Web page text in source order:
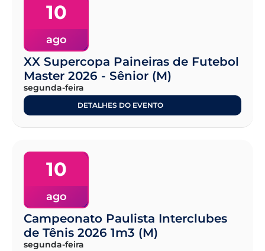
10
ago
XX Supercopa Paineiras de Futebol
Master 2026 - Sênior (M)
segunda-feira
DETALHES DO EVENTO
10
ago
Campeonato Paulista Interclubes
de Tênis 2026 1m3 (M)
segunda-feira